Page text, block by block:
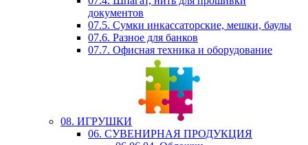
документов
07.5. Сумки инкассаторские, мешки, баулы
07.6. Разное для банков
07.7. Офисная техника и оборудование
08. ИГРУШКИ
06. СУВЕНИРНАЯ ПРОДУКЦИЯ